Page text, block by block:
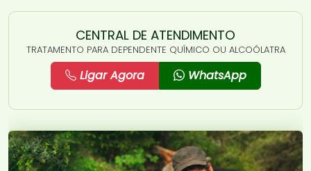
CENTRAL DE ATENDIMENTO
TRATAMENTO PARA DEPENDENTE QUÍMICO OU ALCOÓLATRA
Ligar Agora WhatsApp